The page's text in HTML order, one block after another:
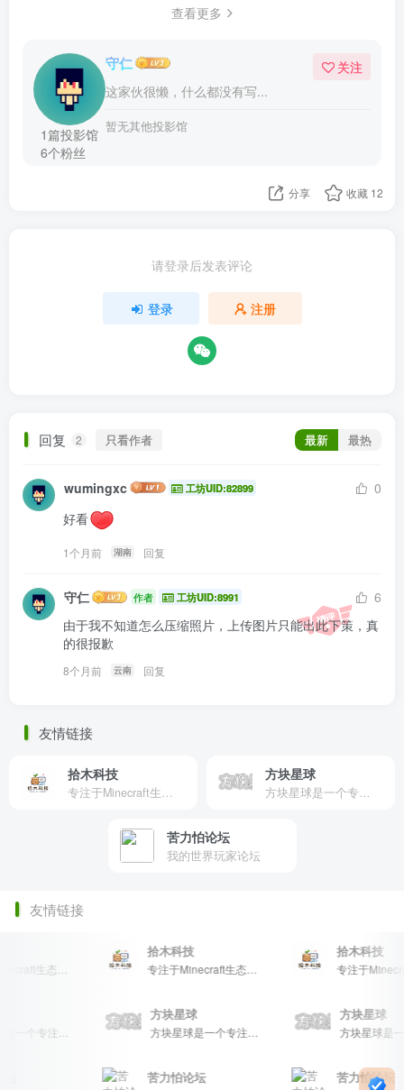
查看更多
1篇投影馆
6个粉丝
守仁
这家伙很懒，什么都没有写...
关注
暂无其他投影馆
分享 收藏 12
请登录后发表评论
登录 注册
回复 2 只看作者 最新 最热
wumingxc 工坊UID:82899
0
好看
1个月前 湖南 回复
守仁 作者 工坊UID:8991
6
由于我不知道怎么压缩照片，上传图片只能出此下策，真
的很报歉
8个月前 云南 回复
友情链接
拾木科技
专注于Minecraft生态建设
方块星球
方块星球是一个专注于我的世界的中文论坛，提供丰富的资源分享、玩家交流和创意展示，包括地图、皮肤、数据包等内容，打造Minecraft玩家的专属社区乐园！
苦力怕论坛
我的世界玩家论坛
友情链接
专注于Minecraft生态建设
拾木科技
专注于Minecraft生态建设
拾木科技
方块星球 方块星球
苦力怕论坛 苦力怕论坛